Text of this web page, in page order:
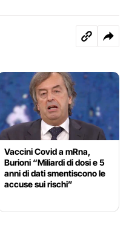
Vaccini Covid a mRna,
Burioni “Miliardi di dosi e 5
anni di dati smentiscono le
accuse sui rischi”